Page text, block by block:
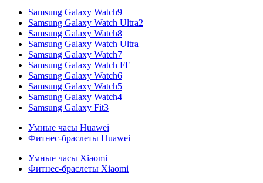
Samsung Galaxy Watch9
Samsung Galaxy Watch Ultra2
Samsung Galaxy Watch8
Samsung Galaxy Watch Ultra
Samsung Galaxy Watch7
Samsung Galaxy Watch FE
Samsung Galaxy Watch6
Samsung Galaxy Watch5
Samsung Galaxy Watch4
Samsung Galaxy Fit3
Умные часы Huawei
Фитнес-браслеты Huawei
Умные часы Xiaomi
Фитнес-браслеты Xiaomi